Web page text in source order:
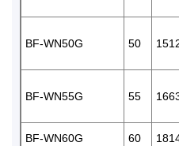
BF-WN50G 50
BF-WN55G 55
BF-WN60G 60